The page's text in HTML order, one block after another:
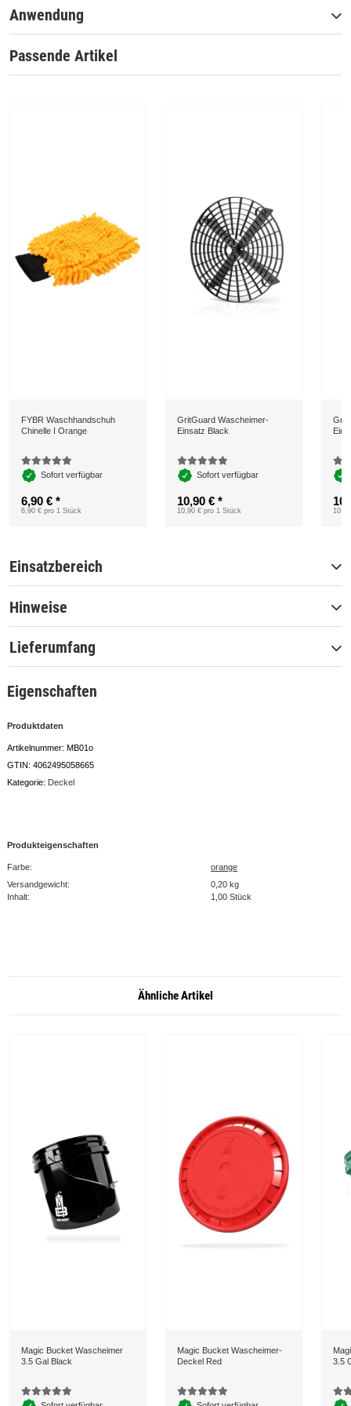
Anwendung
Passende Artikel
FYBR Waschhandschuh
Chinelle I Orange
Sofort verfügbar
6,90 € *
6,90 € pro 1 Stück
GritGuard Wascheimer-
Einsatz Black
Sofort verfügbar
10,90 € *
10,90 € pro 1 Stück
Einsatzbereich
Hinweise
Lieferumfang
Eigenschaften
Produktdaten
Artikelnummer: MB01o
GTIN: 4062495058665
Kategorie: Deckel
Produkteigenschaften
Farbe:
orange
Versandgewicht:
0,20 kg
Inhalt:
1,00 Stück
Ähnliche Artikel
Magic Bucket Wascheimer
3.5 Gal Black
Magic Bucket Wascheimer-
Deckel Red
3.5